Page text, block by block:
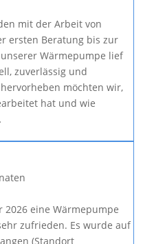
mit der Arbeit von
ersten Beratung bis zur
Wärmepumpe lief
zuverlässig und
möchten wir,
hat und wie
2026 eine Wärmepumpe
zufrieden. Es wurde auf
(Standort